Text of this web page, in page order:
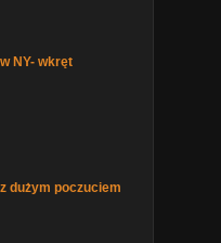
NY- wkręt
dużym poczuciem